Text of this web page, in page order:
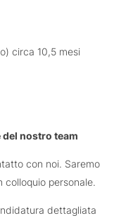
circa 10,5 mesi
del nostro team
con noi. Saremo
personale.
dettagliata